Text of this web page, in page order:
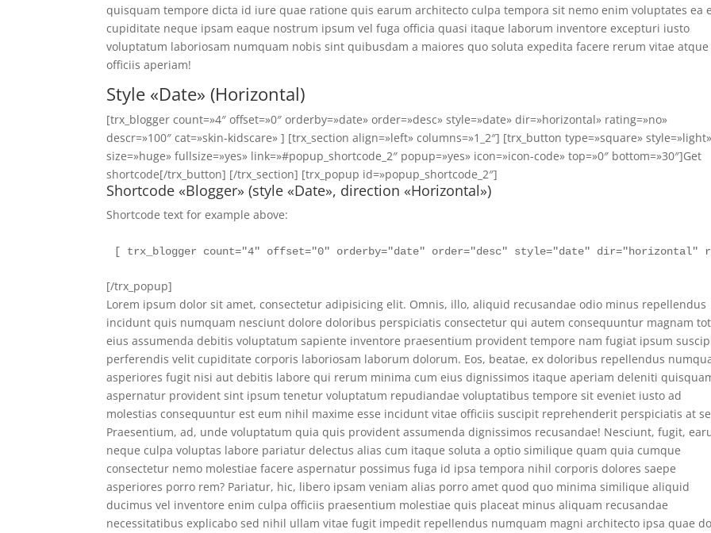
quisquam tempore dicta id iure quae ratione quis earum architecto culpa tempora sit nemo enim voluptates ea
cupiditate neque ipsam eaque nostrum ipsum vel fuga officia quasi itaque laborum inventore excepturi iusto
voluptatum laboriosam numquam nobis sint quibusdam a maiores quo soluta expedita facere rerum vitae atque
officiis aperiam!
Style «Date» (Horizontal)
[trx_blogger count=»4″ offset=»0″ orderby=»date» order=»desc» style=»date» dir=»horizontal» rating=»no»
descr=»100″ cat=»skin-kidscare» ] [trx_section align=»left» columns=»1_2″] [trx_button type=»square» style=»light»
size=»huge» fullsize=»yes» link=»#popup_shortcode_2″ popup=»yes» icon=»icon-code» top=»0″ bottom=»30″]Get
shortcode[/trx_button] [/trx_section] [trx_popup id=»popup_shortcode_2″]
Shortcode «Blogger» (style «Date», direction «Horizontal»)
Shortcode text for example above:
[ trx_blogger count="4" offset="0" orderby="date" order="desc" style="date" dir="horizontal"
[/trx_popup]
Lorem ipsum dolor sit amet, consectetur adipisicing elit. Omnis, illo, aliquid recusandae odio minus repellendus
incidunt quis numquam nesciunt dolore doloribus perspiciatis consectetur qui autem consequuntur magnam
eius assumenda debitis voluptatum sapiente inventore praesentium provident tempore nam fugiat ipsum
perferendis velit cupiditate corporis laboriosam laborum dolorum. Eos, beatae, ex doloribus repellendus
asperiores fugit nisi aut debitis labore qui rerum minima cum eius dignissimos itaque aperiam deleniti
aspernatur provident sint ipsum tenetur voluptatum repudiandae voluptatibus tempore sit eveniet iusto ad
molestias consequuntur est eum nihil maxime esse incidunt vitae officiis suscipit reprehenderit perspiciatis at
Praesentium, ad, unde voluptatum quia quis provident assumenda dignissimos recusandae! Nesciunt, fugit,
neque culpa voluptas labore pariatur delectus alias cum itaque soluta a optio similique quam quia cumque
consectetur nemo molestiae facere aspernatur possimus fuga id ipsa tempora nihil corporis dolores saepe
asperiores porro rem? Pariatur, hic, libero ipsam veniam alias porro amet quod quo minima similique aliquid
ducimus vel inventore enim culpa officiis praesentium molestiae quis placeat minus aliquam recusandae
necessitatibus explicabo sed nihil ullam vitae fugit impedit repellendus numquam magni architecto ipsa quae